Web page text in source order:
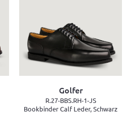
Golfer
R.27-BBS.RH-1-JS
Bookbinder Calf Leder, Schwarz